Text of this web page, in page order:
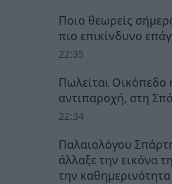
Ποιο θεωρείς
πιο επικίνδυνο
22:35
Πωλείται Οικόπεδο
αντιπαροχή, στη
22:34
Παλαιολόγου
άλλαξε την εικόνα
την καθημερινότητα